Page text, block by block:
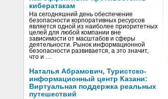
кибератакам
На сегодняшний день обеспечение
безопасности корпоративных ресурсов
является одной из наиболее приоритетных
целей для любой компании вне
зависимости от масштабов и сферы
деятельности. Рынок информационной
безопасности развивается, а это значит,
что и …
Наталья Абрамович, Туристско-
информационный центр Казани:
Виртуальная поддержка реальных
путешествий